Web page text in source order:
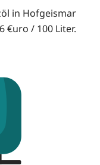
in Hofgeismar
€uro / 100 Liter.